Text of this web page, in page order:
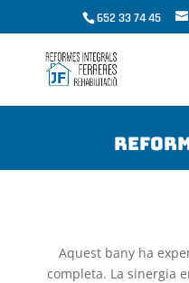
652 33 74 45
Aquest bany ha
completa. La sinergia